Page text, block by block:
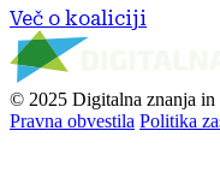
Več o koaliciji
© 2025 Digitalna znanja in
Pravna obvestila Politika